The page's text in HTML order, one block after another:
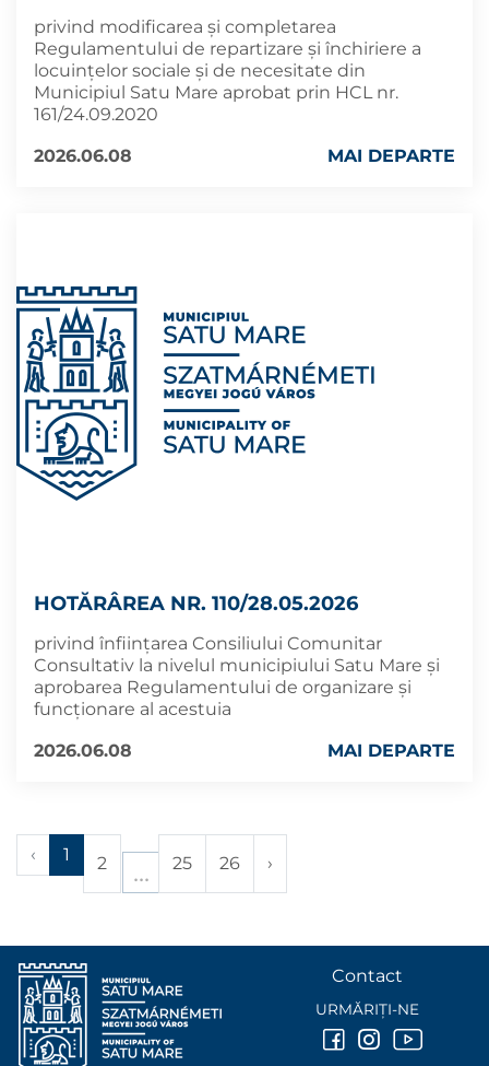
privind modificarea și completarea
Regulamentului de repartizare şi închiriere a
locuinţelor sociale și de necesitate din
Municipiul Satu Mare aprobat prin HCL nr.
161/24.09.2020
2026.06.08
MAI DEPARTE
HOTĂRÂREA NR. 110/28.05.2026
privind înființarea Consiliului Comunitar
Consultativ la nivelul municipiului Satu Mare și
aprobarea Regulamentului de organizare și
funcționare al acestuia
2026.06.08
MAI DEPARTE
‹ 1 2 25 26 ›
Contact
URMĂRIȚI-NE